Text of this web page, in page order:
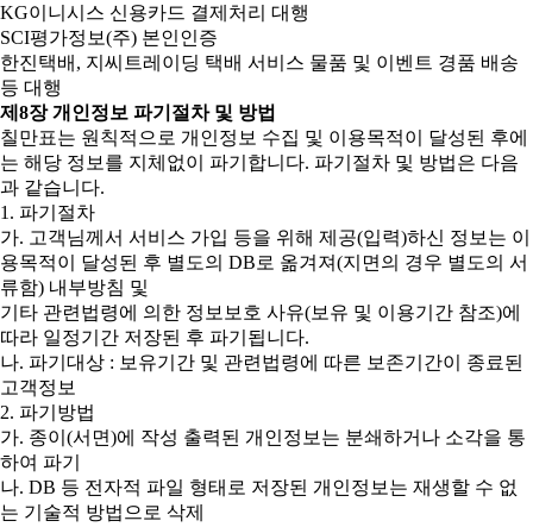
KG이니시스 신용카드 결제처리 대행
SCI평가정보(주) 본인인증
한진택배, 지씨트레이딩 택배 서비스 물품 및 이벤트 경품 배송
등 대행
제8장 개인정보 파기절차 및 방법
칠만표는 원칙적으로 개인정보 수집 및 이용목적이 달성된 후에
는 해당 정보를 지체없이 파기합니다. 파기절차 및 방법은 다음
과 같습니다.
1. 파기절차
가. 고객님께서 서비스 가입 등을 위해 제공(입력)하신 정보는 이
용목적이 달성된 후 별도의 DB로 옮겨져(지면의 경우 별도의 서
류함) 내부방침 및
기타 관련법령에 의한 정보보호 사유(보유 및 이용기간 참조)에
따라 일정기간 저장된 후 파기됩니다.
나. 파기대상 : 보유기간 및 관련법령에 따른 보존기간이 종료된
고객정보
2. 파기방법
가. 종이(서면)에 작성 출력된 개인정보는 분쇄하거나 소각을 통
하여 파기
나. DB 등 전자적 파일 형태로 저장된 개인정보는 재생할 수 없
는 기술적 방법으로 삭제